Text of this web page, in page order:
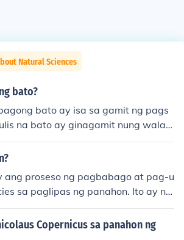
Natural Sciences
bato?
bato ay isa sa gamit ng pags
na bato ay ginagamit nung wala p
ang proseso ng pagbabago at pag-u
sa paglipas ng panahon. Ito ay na
ng bagong mga traits at pa
makeup ng mga organismo upang
kapaligiran. Natatangi sa konsep
Copernicus sa panahon ng